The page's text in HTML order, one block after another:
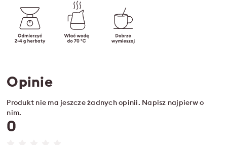
Opinie
Produkt nie ma jeszcze żadnych opinii. Napisz najpierw o
nim.
0